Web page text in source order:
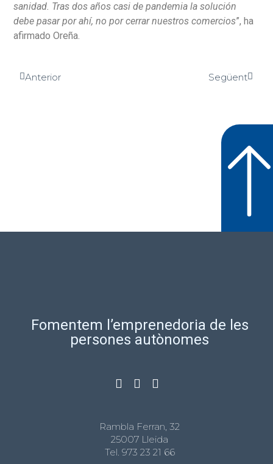
sanidad. Tras dos años casi de pandemia la solución
debe pasar por ahí, no por cerrar nuestros comercios”, ha
afirmado Oreña.
Anterior Següent
Fomentem l’emprenedoria de les
persones autònomes
Rambla Ferran, 32
25007 Lleida
Tel. 973 23 21 66